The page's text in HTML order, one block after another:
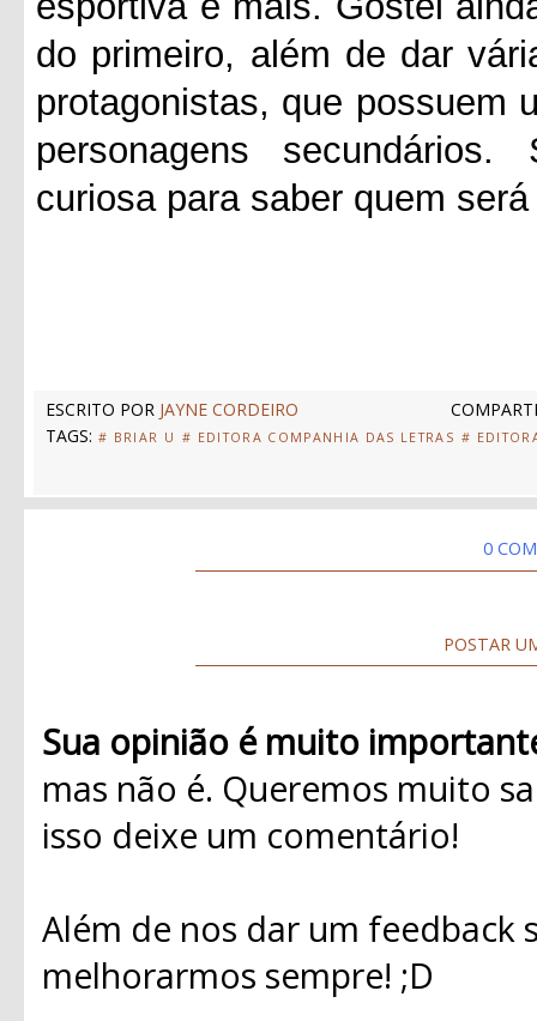
do primeiro, além de dar
protagonistas, que possuem
personagens secundários.
curiosa para saber quem
ESCRITO POR JAYNE CORDEIRO
TAGS: # BRIAR U # EDITORA COMPANHIA DAS LETRAS #
0
POSTAR
Sua opinião é muito
mas não é. Queremos muito
isso deixe um comentário!
Além de nos dar um
melhorarmos sempre! ;D